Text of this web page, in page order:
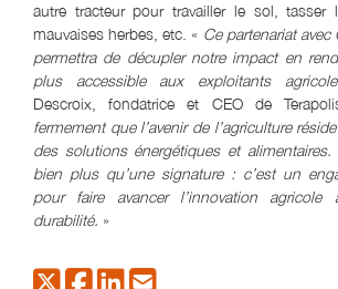
autre tracteur pour travailler le sol, tasser
mauvaises herbes, etc. « Ce partenariat
permettra de décupler notre impact en
plus accessible aux exploitants
Descroix, fondatrice et CEO de
fermement que l’avenir de l’agriculture
des solutions énergétiques et alimentaires.
bien plus qu’une signature : c’est un
pour faire avancer l’innovation
durabilité. »